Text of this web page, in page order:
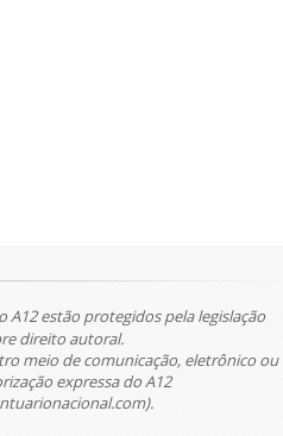
A12 estão protegidos pela legislação
direito autoral.
meio de comunicação, eletrônico ou
expressa do A12